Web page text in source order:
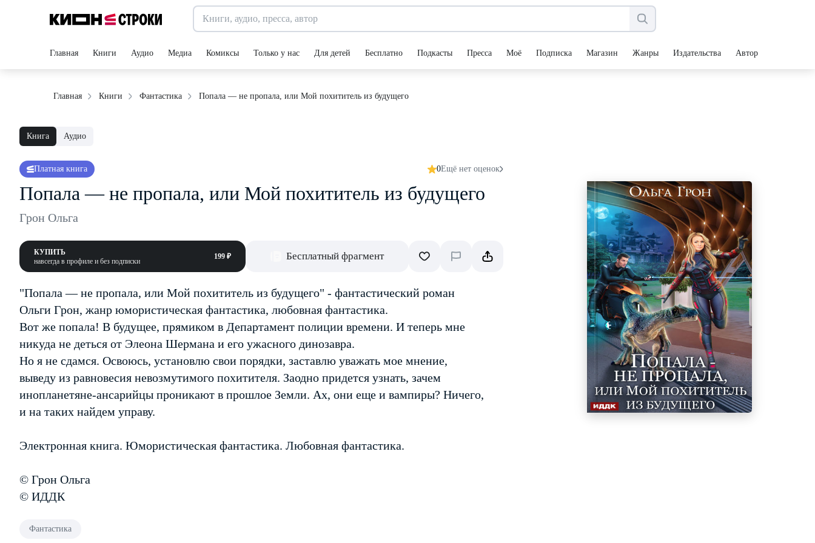
Главная Книги Аудио Медиа Комиксы Только у нас Для детей Бесплатно Подкасты Пресса Моё Подписка Магазин Жанры Издательства Авторы
Главная Книги Фантастика Попала — не пропала, или Мой похититель из будущего
Книга Аудио
Платная книга 0Ещё нет оценок
Попала — не пропала, или Мой похититель из будущего
Грон Ольга
КУПИТЬ
навсегда в профиле и без подписки
199 ₽ Бесплатный фрагмент
"Попала — не пропала, или Мой похититель из будущего" - фантастический роман
Ольги Грон, жанр юмористическая фантастика, любовная фантастика.
Вот же попала! В будущее, прямиком в Департамент полиции времени. И теперь мне
никуда не деться от Элеона Шермана и его ужасного динозавра.
Но я не сдамся. Освоюсь, установлю свои порядки, заставлю уважать мое мнение,
выведу из равновесия невозмутимого похитителя. Заодно придется узнать, зачем
инопланетяне-ансарийцы проникают в прошлое Земли. Ах, они еще и вампиры? Ничего,
и на таких найдем управу.
Электронная книга. Юмористическая фантастика. Любовная фантастика.
© Грон Ольга
© ИДДК
Фантастика